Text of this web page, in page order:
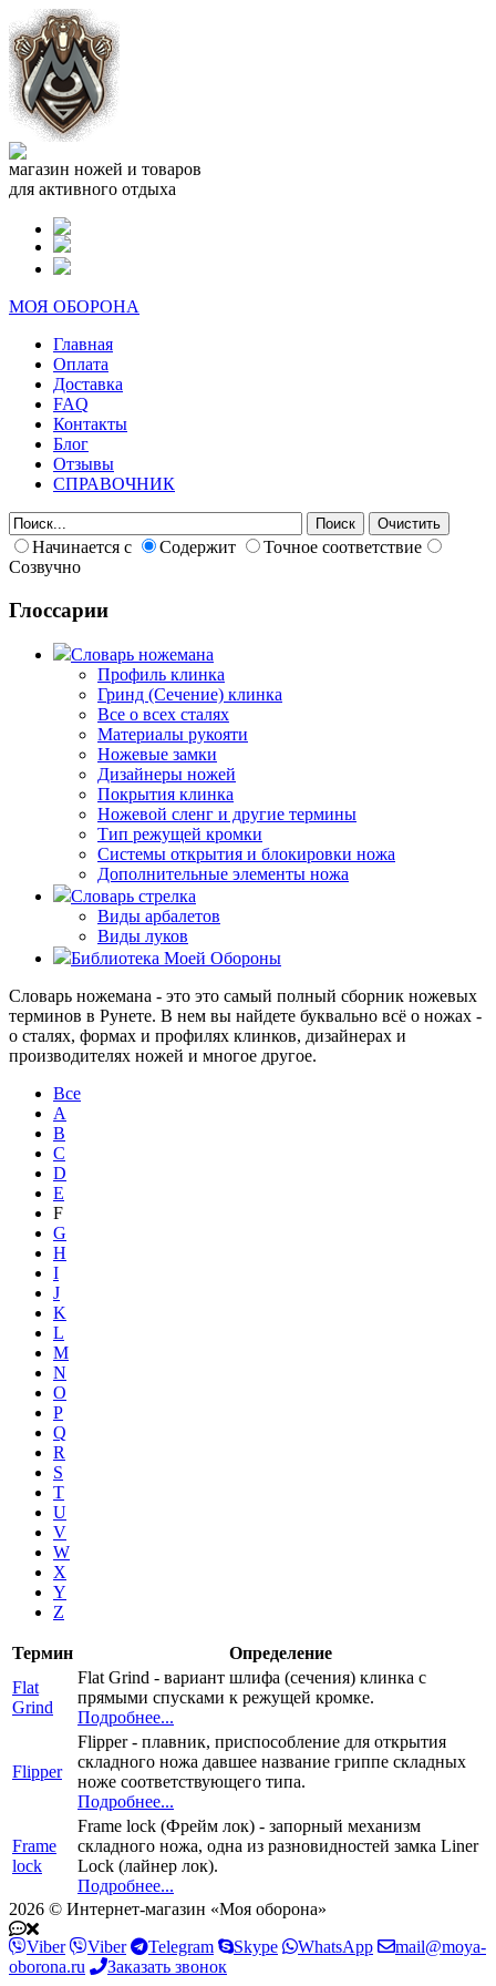
магазин ножей и товаров
для активного отдыха
МОЯ ОБОРОНА
Главная
Оплата
Доставка
FAQ
Контакты
Блог
Отзывы
СПРАВОЧНИК
Начинается с Содержит
Точное соответствие
Созвучно
Глоссарии
Словарь ножемана
Профиль клинка
Гринд (Сечение) клинка
Все о всех сталях
Материалы рукояти
Ножевые замки
Дизайнеры ножей
Покрытия клинка
Ножевой сленг и другие термины
Тип режущей кромки
Системы открытия и блокировки ножа
Дополнительные элементы ножа
Словарь стрелка
Виды арбалетов
Виды луков
Библиотека Моей Обороны
Словарь ножемана - это это самый полный сборник ножевых
терминов в Рунете. В нем вы найдете буквально всё о ножах -
о сталях, формах и профилях клинков, дизайнерах и
производителях ножей и многое другое.
Все
A
B
C
D
E
F
G
H
I
J
K
L
M
N
O
P
Q
R
S
T
U
V
W
X
Y
Z
Термин
Определение
Flat
Grind
Flat Grind - вариант шлифа (сечения) клинка с
прямыми спусками к режущей кромке.
Подробнее...
Flipper
Flipper - плавник, приспособление для открытия
складного ножа давшее название гриппе складных
ноже соответствующего типа.
Подробнее...
Frame
lock
Frame lock (Фрейм лок) - запорный механизм
складного ножа, одна из разновидностей замка Liner
Lock (лайнер лок).
Подробнее...
2026 © Интернет-магазин «Моя оборона»
Viber
Viber Telegram Skype WhatsApp
mail@moya-
oborona.ru
Заказать звонок